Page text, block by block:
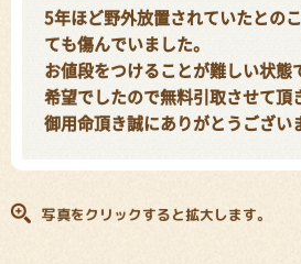
5年ほど野外放置されていたとの
ても傷んでいました。
お値段をつけることが難しい状態
希望でしたので無料引取させて頂
御用命頂き誠にありがとうござい
写真をクリックすると拡大します。